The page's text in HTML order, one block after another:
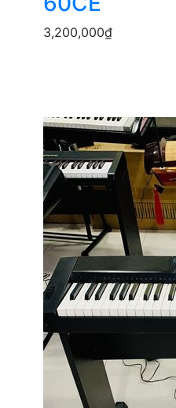
3,200,000₫